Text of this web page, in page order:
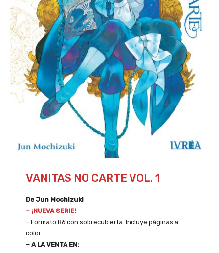
VANITAS NO CARTE VOL. 1
De Jun Mochizuki
– ¡NUEVA SERIE!
– Formato B6 con sobrecubierta. Incluye páginas a
color.
– A LA VENTA EN: